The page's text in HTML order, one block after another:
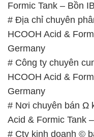
Formic Tank – Bồn
# Địa chỉ chuyên
HCOOH Acid &
Germany
# Công ty chuyên
HCOOH Acid &
Germany
# Nơi chuyên bán Ω
Acid & Formic Tank
# Cty kinh doanh ©